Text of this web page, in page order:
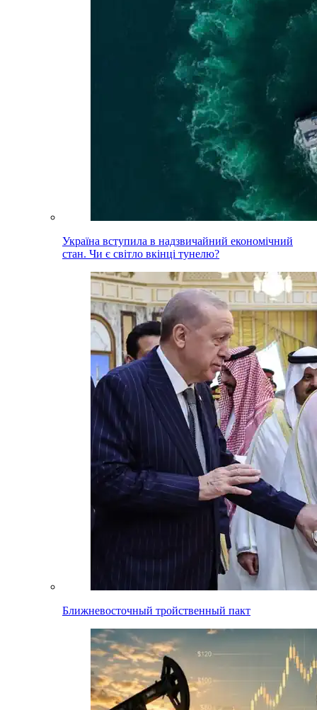
Україна вступила в надзвичайний економічний
стан. Чи є світло вкінці тунелю?
Ближневосточный тройственный пакт